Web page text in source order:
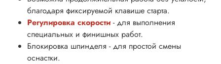
благодаря фиксируемой клавише старта.
Регулировка скорости - для выполнения
специальных и финишных работ.
Блокировка шпинделя - для простой смены
оснастки.